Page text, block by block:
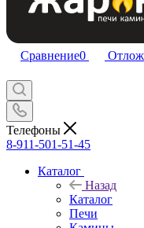
Сравнение0
Телефоны
8-911-501-51-45
Каталог
Назад
Каталог
Печи